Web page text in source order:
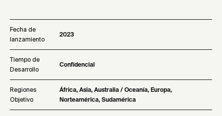
Fecha de
lanzamiento
2023
Tiempo de
Desarrollo
Confidencial
Regiones
Objetivo
África, Asia, Australia / Oceanía, Europa,
Norteamérica, Sudamérica